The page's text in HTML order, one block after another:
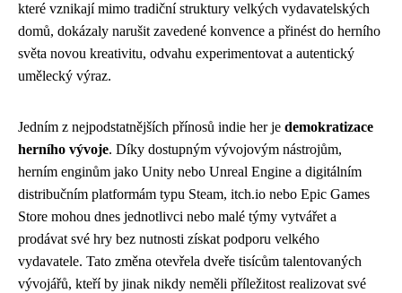
které vznikají mimo tradiční struktury velkých vydavatelských
domů, dokázaly narušit zavedené konvence a přinést do herního
světa novou kreativitu, odvahu experimentovat a autentický
umělecký výraz.
Jedním z nejpodstatnějších přínosů indie her je demokratizace
herního vývoje. Díky dostupným vývojovým nástrojům,
herním enginům jako Unity nebo Unreal Engine a digitálním
distribučním platformám typu Steam, itch.io nebo Epic Games
Store mohou dnes jednotlivci nebo malé týmy vytvářet a
prodávat své hry bez nutnosti získat podporu velkého
vydavatele. Tato změna otevřela dveře tisícům talentovaných
vývojářů, kteří by jinak nikdy neměli příležitost realizovat své